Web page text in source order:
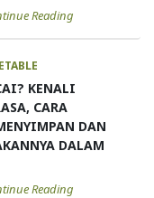
Reading
KENALI
CARA
DAN
DALAM
Reading